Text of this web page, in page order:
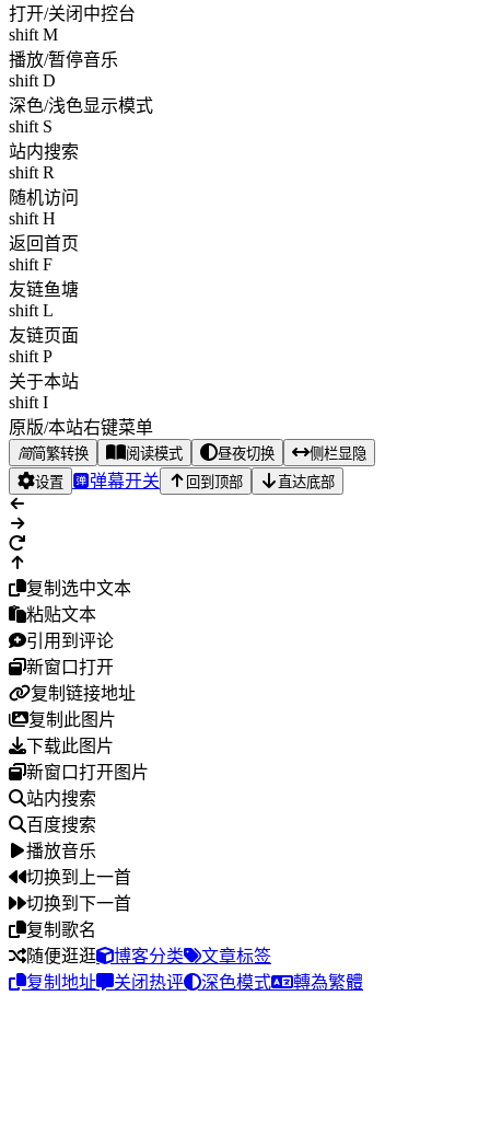
打开/关闭中控台
shift M
播放/暂停音乐
shift D
深色/浅色显示模式
shift S
站内搜索
shift R
随机访问
shift H
返回首页
shift F
友链鱼塘
shift L
友链页面
shift P
关于本站
shift I
原版/本站右键菜单
简简繁转换 阅读模式 昼夜切换
侧栏显隐
设置
弹幕开关 回到顶部 直达底部
复制选中文本
粘贴文本
引用到评论
新窗口打开
复制链接地址
复制此图片
下载此图片
新窗口打开图片
站内搜索
百度搜索
播放音乐
切换到上一首
切换到下一首
复制歌名
随便逛逛
博客分类
文章标签
复制地址
关闭热评 深色模式 轉為繁體